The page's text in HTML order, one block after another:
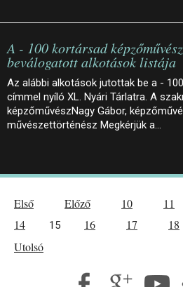
A - 100 kortársad
beválogatott alkotások listája
Az alábbi alkotások jutottak be a -
címmel nyíló XL. Nyári Tárlatra. A
képzőművészNagy Gábor,
művészettörténész Megkérjük a…
Első Előző 10 11
14
15 16 17 18
Utolsó